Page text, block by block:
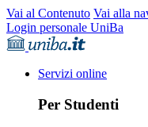
Vai al Contenuto Vai alla
Login personale UniBa
Servizi online
Per Studenti